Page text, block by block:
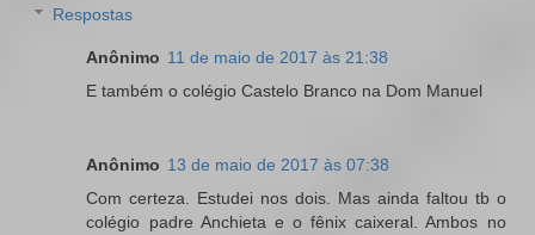
Respostas
Anônimo 11 de maio de 2017 às 21:38
E também o colégio Castelo Branco na Dom Manuel
Anônimo 13 de maio de 2017 às 07:38
Com certeza. Estudei nos dois. Mas ainda faltou tb o
colégio padre Anchieta e o fênix caixeral. Ambos no